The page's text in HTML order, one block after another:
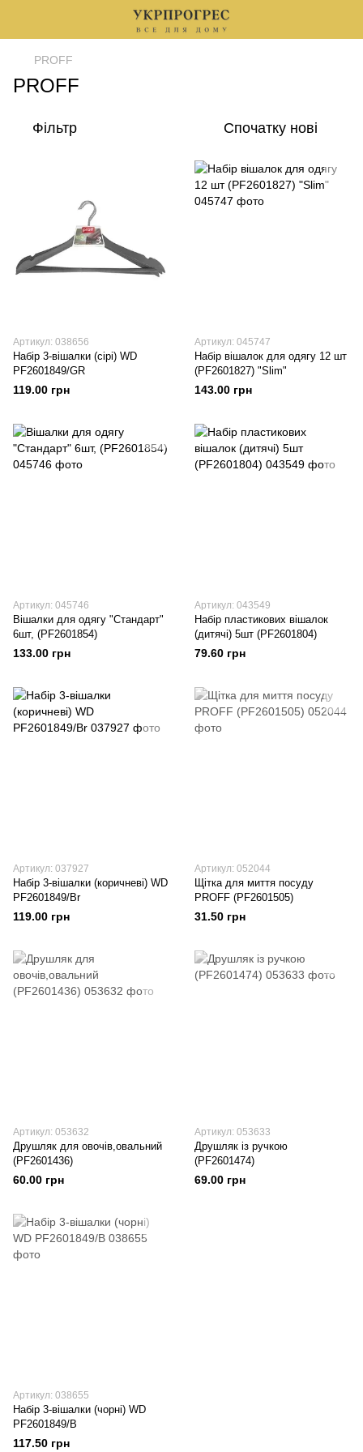
PROFF
PROFF
Фільтр Спочатку нові
Артикул: 038656
Набір 3-вішалки (сірі) WD
PF2601849/GR
119.00 грн
Артикул: 045747
Набір вішалок для одягу 12 шт
(PF2601827) "Slim"
143.00 грн
Артикул: 045746
Вішалки для одягу "Стандарт"
6шт, (PF2601854)
133.00 грн
Артикул: 043549
Набір пластикових вішалок
(дитячі) 5шт (PF2601804)
79.60 грн
Артикул: 037927
Набір 3-вішалки (коричневі) WD
PF2601849/Br
119.00 грн
Артикул: 052044
Щітка для миття посуду
PROFF (PF2601505)
31.50 грн
Артикул: 053632
Друшляк для овочів,овальний
(PF2601436)
60.00 грн
Артикул: 053633
Друшляк із ручкою
(PF2601474)
69.00 грн
Артикул: 038655
Набір 3-вішалки (чорні) WD
PF2601849/B
117.50 грн